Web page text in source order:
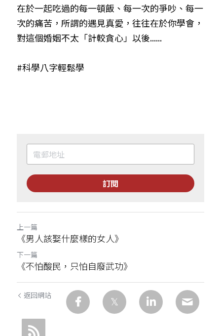
在於一起吃過的每一頓飯、每一次的爭吵、每一
次的痛苦，所謂的遇見真愛，往往在於你學會，
對這個婚姻不太「計較貪心」以後......
#科學八字輕鬆學
訂閱
上一篇
《男人該娶什麼樣的女人》
下一篇
《不怕酸民，只怕自廢武功》
返回網站